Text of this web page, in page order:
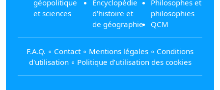
géopolitique
et sciences
Encyclopédie
d'histoire et
de géographie
Philosophes et
philosophies
QCM
F.A.Q. ∘ Contact ∘ Mentions légales ∘ Conditions
d'utilisation∘ Politique d’utilisation des cookies